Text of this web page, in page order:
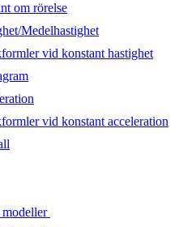
om rörelse
Medelhastighet
vid konstant hastighet
vid konstant acceleration